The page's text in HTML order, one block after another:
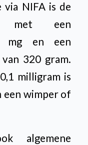
via NIFA is de
met een
mg en een
van 320 gram.
milligram is
een wimper of
algemene